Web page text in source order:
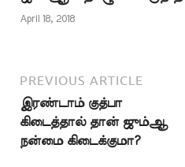
தான்…
April 18, 2018
PREVIOUS ARTICLE
இரண்டாம் குத்பா
கிடைத்தால் தான் ஜும்ஆ
நன்மை கிடைக்குமா?